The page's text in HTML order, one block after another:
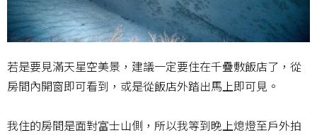
若是要見滿天星空美景，建議一定要住在千疊敷飯店了，從
房間內開窗即可看到，或是從飯店外踏出馬上即可見。
我住的房間是面對富士山側，所以我等到晚上熄燈至戶外拍